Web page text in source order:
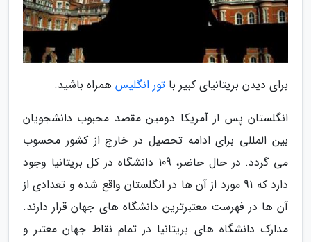
برای دیدن بریتانیای کبیر با تور انگلیس همراه باشید.
انگلستان پس از آمریکا دومین مقصد محبوب دانشجویان
بین المللی برای ادامه تحصیل در خارج از کشور محسوب
می گردد. در حال حاضر، 109 دانشگاه در کل بریتانیا وجود
دارد که 91 مورد از آن ها در انگلستان واقع شده و تعدادی از
آن ها در فهرست معتبرترین دانشگاه های جهان قرار دارند.
مدارک دانشگاه های بریتانیا در تمام نقاط جهان معتبر و